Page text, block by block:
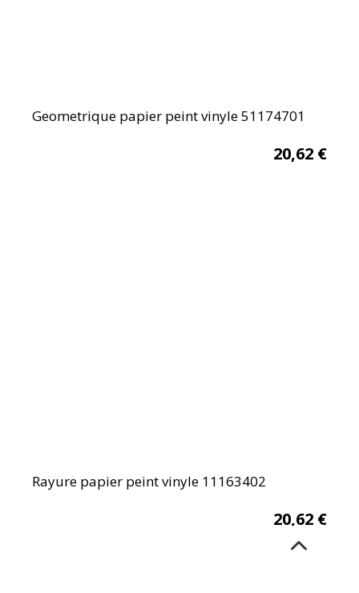
Geometrique papier peint vinyle 51174701
20,62 €
Rayure papier peint vinyle 11163402
20,62 €